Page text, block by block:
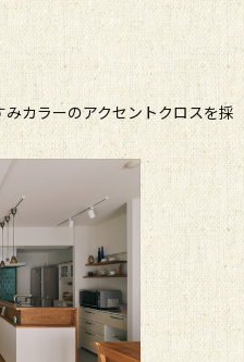
カラーのアクセントクロスを採